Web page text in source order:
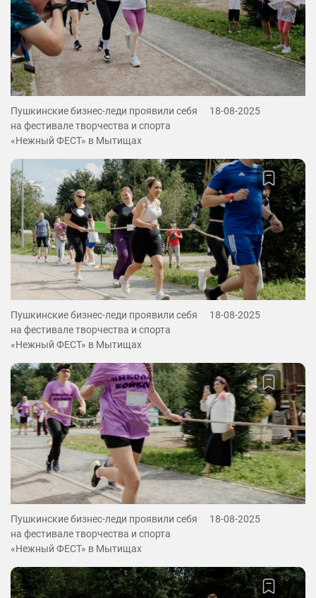
Пушкинские бизнес-леди проявили себя
на фестивале творчества и спорта
«Нежный ФЕСТ» в Мытищах
18-08-2025
Пушкинские бизнес-леди проявили себя
на фестивале творчества и спорта
«Нежный ФЕСТ» в Мытищах
18-08-2025
Пушкинские бизнес-леди проявили себя
на фестивале творчества и спорта
«Нежный ФЕСТ» в Мытищах
18-08-2025